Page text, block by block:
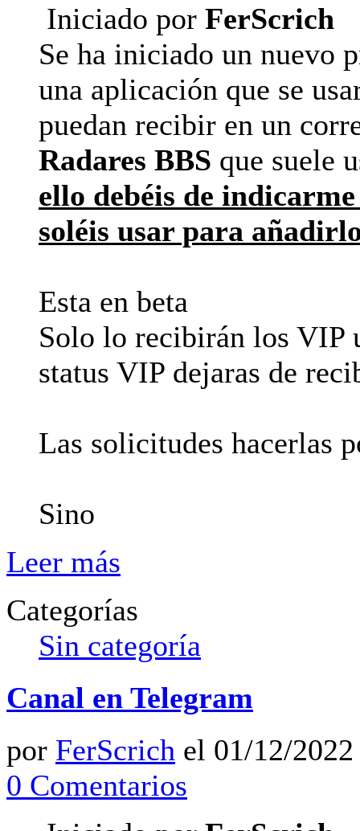
Iniciado por FerScrich
Se ha iniciado un nuevo
una aplicación que se
puedan recibir en un
Radares BBS que suele
ello debéis de
soléis usar para
Esta en beta
Solo lo recibirán los VIP
status VIP dejaras de
Las solicitudes hacerlas
Sino
Leer más
Categorías
Sin categoría
Canal en Telegram
por FerScrich el 01/12/
0 Comentarios